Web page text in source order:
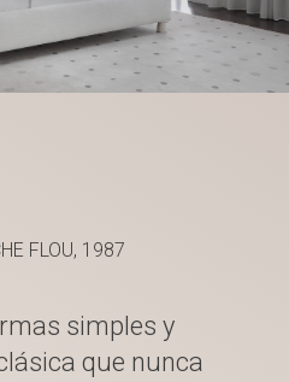
FLOU, 1987
simples y
que nunca